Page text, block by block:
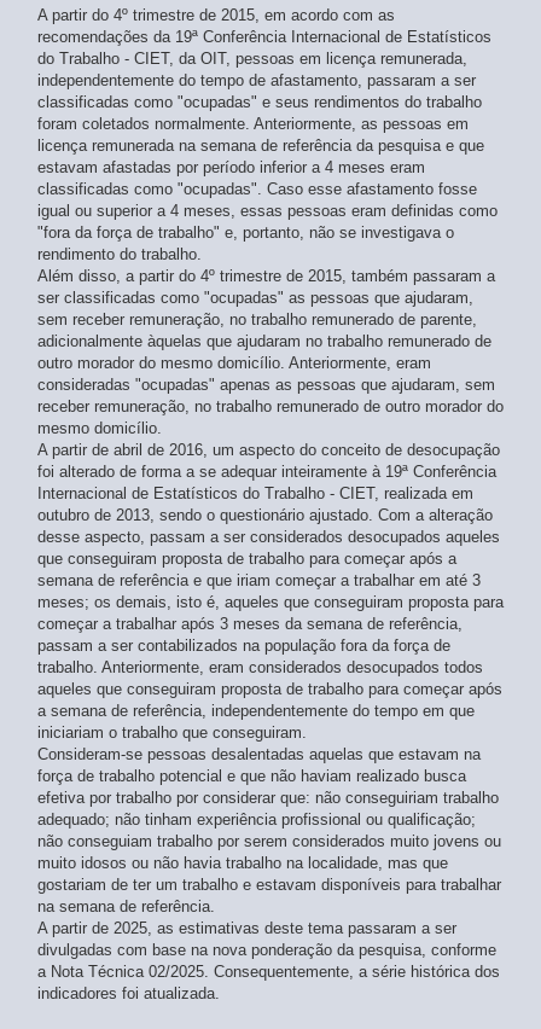
A partir do 4º trimestre de 2015, em acordo com as
recomendações da 19ª Conferência Internacional de Estatísticos
do Trabalho - CIET, da OIT, pessoas em licença remunerada,
independentemente do tempo de afastamento, passaram a ser
classificadas como "ocupadas" e seus rendimentos do trabalho
foram coletados normalmente. Anteriormente, as pessoas em
licença remunerada na semana de referência da pesquisa e que
estavam afastadas por período inferior a 4 meses eram
classificadas como "ocupadas". Caso esse afastamento fosse
igual ou superior a 4 meses, essas pessoas eram definidas como
"fora da força de trabalho" e, portanto, não se investigava o
rendimento do trabalho.
Além disso, a partir do 4º trimestre de 2015, também passaram a
ser classificadas como "ocupadas" as pessoas que ajudaram,
sem receber remuneração, no trabalho remunerado de parente,
adicionalmente àquelas que ajudaram no trabalho remunerado de
outro morador do mesmo domicílio. Anteriormente, eram
consideradas "ocupadas" apenas as pessoas que ajudaram, sem
receber remuneração, no trabalho remunerado de outro morador do
mesmo domicílio.
A partir de abril de 2016, um aspecto do conceito de desocupação
foi alterado de forma a se adequar inteiramente à 19ª Conferência
Internacional de Estatísticos do Trabalho - CIET, realizada em
outubro de 2013, sendo o questionário ajustado. Com a alteração
desse aspecto, passam a ser considerados desocupados aqueles
que conseguiram proposta de trabalho para começar após a
semana de referência e que iriam começar a trabalhar em até 3
meses; os demais, isto é, aqueles que conseguiram proposta para
começar a trabalhar após 3 meses da semana de referência,
passam a ser contabilizados na população fora da força de
trabalho. Anteriormente, eram considerados desocupados todos
aqueles que conseguiram proposta de trabalho para começar após
a semana de referência, independentemente do tempo em que
iniciariam o trabalho que conseguiram.
Consideram-se pessoas desalentadas aquelas que estavam na
força de trabalho potencial e que não haviam realizado busca
efetiva por trabalho por considerar que: não conseguiriam trabalho
adequado; não tinham experiência profissional ou qualificação;
não conseguiam trabalho por serem considerados muito jovens ou
muito idosos ou não havia trabalho na localidade, mas que
gostariam de ter um trabalho e estavam disponíveis para trabalhar
na semana de referência.
A partir de 2025, as estimativas deste tema passaram a ser
divulgadas com base na nova ponderação da pesquisa, conforme
a Nota Técnica 02/2025. Consequentemente, a série histórica dos
indicadores foi atualizada.